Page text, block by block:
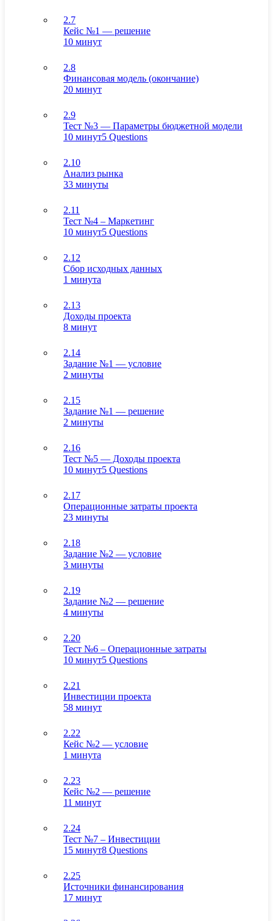
2.7
Кейс №1 — решение
10 минут
2.8
Финансовая модель (окончание)
20 минут
2.9
Тест №3 — Параметры бюджетной модели
10 минут5 Questions
2.10
Анализ рынка
33 минуты
2.11
Тест №4 – Маркетинг
10 минут5 Questions
2.12
Сбор исходных данных
1 минута
2.13
Доходы проекта
8 минут
2.14
Задание №1 — условие
2 минуты
2.15
Задание №1 — решение
2 минуты
2.16
Тест №5 — Доходы проекта
10 минут5 Questions
2.17
Операционные затраты проекта
23 минуты
2.18
Задание №2 — условие
3 минуты
2.19
Задание №2 — решение
4 минуты
2.20
Тест №6 – Операционные затраты
10 минут5 Questions
2.21
Инвестиции проекта
58 минут
2.22
Кейс №2 — условие
1 минута
2.23
Кейс №2 — решение
11 минут
2.24
Тест №7 – Инвестиции
15 минут8 Questions
2.25
Источники финансирования
17 минут